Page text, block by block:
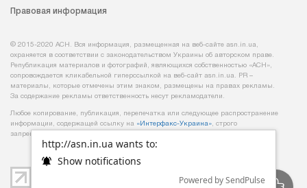
http://asn.in.ua wants to:
Show notifications
Powered by SendPulse
Правовая информация
© 2015-2020 АСН. Вся информация, размещенная на веб-сайте asn.in.ua,
охраняется в соответствии с законодательством Украины об авторском праве.
Републикация материалов и фотографий, являющихся собственностью «АСН»,
сопровождается кликабельной гиперссылкой на веб-сайт asn.іn.ua. PR –
материалы, которые отмечены этим знаком, размещены на правах рекламы.
За содержание рекламы ответственность несут рекламодатели.
Любое копирование, публикация, перепечатка или следующее распространение
информации, содержащей ссылку на «Интерфакс-Украина», строго
запрещается.